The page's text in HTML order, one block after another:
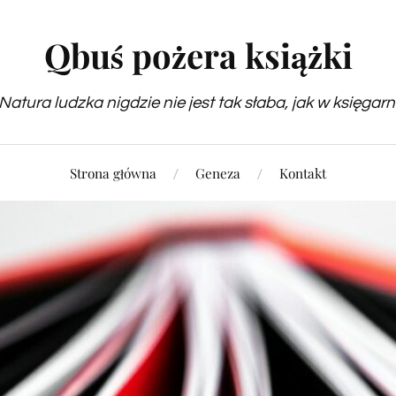
Qbuś pożera książki
ludzka nigdzie nie jest tak słaba, jak w
Strona główna Geneza Kontakt